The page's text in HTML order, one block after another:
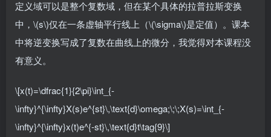
定义域可以是整个复数域，但在某个具体的拉普拉斯变换
中，\(s\)仅在一条虚轴平行线上（\(\sigma\)是定值）。课本
中将逆变换写成了复数在曲线上的微分，我觉得对本课程没
有意义。
\[x(t)=\dfrac{1}{2\pi}\int_{-
\infty}^{\infty}X(s)e^{st}\,\text{d}\omega;\;\;X(s)=\int_{-
\infty}^{\infty}x(t)e^{-st}\,\text{d}t\tag{9}\]